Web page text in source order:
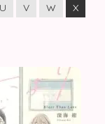
U V W
X